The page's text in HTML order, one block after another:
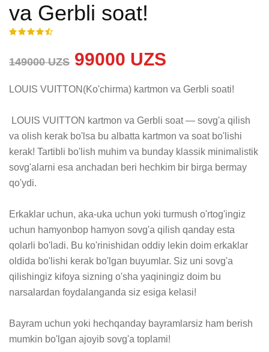
va Gerbli soat!
149000 UZS 99000 UZS
LOUIS VUITTON(Ko'chirma) kartmon va Gerbli soati!
va olish kerak bo'lsa bu albatta kartmon va soat bo'lishi
kerak! Tartibli bo'lish muhim va bunday klassik minimalistik
sovg'alarni esa anchadan beri hechkim bir birga bermay
qo'ydi.
Erkaklar uchun, aka-uka uchun yoki turmush o'rtog'ingiz
uchun hamyonbop hamyon sovg'a qilish qanday esta
qolarli bo'ladi. Bu ko'rinishidan oddiy lekin doim erkaklar
oldida bo'lishi kerak bo'lgan buyumlar. Siz uni sovg'a
qilishingiz kifoya sizning o'sha yaqiningiz doim bu
narsalardan foydalanganda siz esiga kelasi!
Bayram uchun yoki hechqanday bayramlarsiz ham berish
mumkin bo'lgan ajoyib sovg'a toplami!